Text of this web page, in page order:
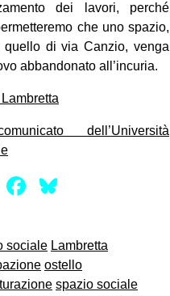
dei lavori, perché
che uno spazio,
quello di via Canzio, venga
abbandonato all’incuria.
dell’Università
Mastodon
Facebook
sociale Lambretta
ostello
spazio sociale